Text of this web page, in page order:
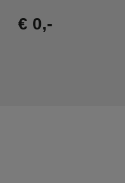
€ 0,-